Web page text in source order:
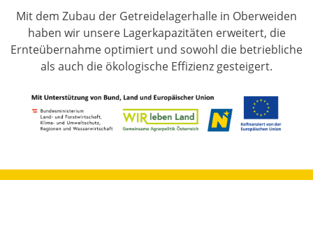
Mit dem Zubau der Getreidelagerhalle in Oberweiden
haben wir unsere Lagerkapazitäten erweitert, die
Ernteübernahme optimiert und sowohl die betriebliche
als auch die ökologische Effizienz gesteigert.